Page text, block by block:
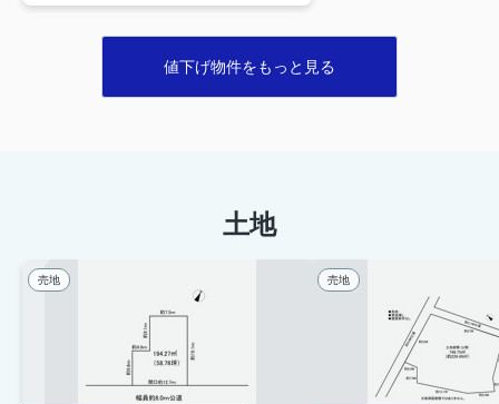
値下げ物件をもっと見る
土地
売地 売地